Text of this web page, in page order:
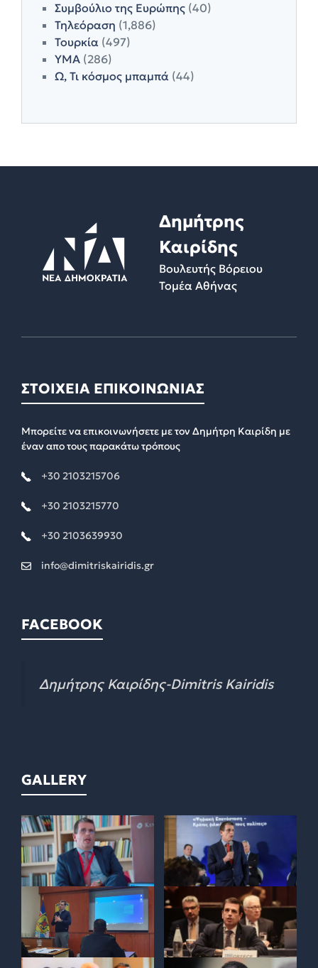
Συμβούλιο της Ευρώπης (40)
Τηλεόραση (1,886)
Τουρκία (497)
ΥΜΑ (286)
Ω, Τι κόσμος μπαμπά (44)
Δημήτρης
Καιρίδης
Βουλευτής Βόρειου
Τομέα Αθήνας
ΣΤΟΙΧΕΙΑ ΕΠΙΚΟΙΝΩΝΙΑΣ
Μπορείτε να επικοινωνήσετε με τον Δημήτρη Καιρίδη με
έναν απο τους παρακάτω τρόπους
+30 2103215706
+30 2103215770
+30 2103639930
info@dimitriskairidis.gr
FACEBOOK
Δημήτρης Καιρίδης-Dimitris Kairidis
GALLERY